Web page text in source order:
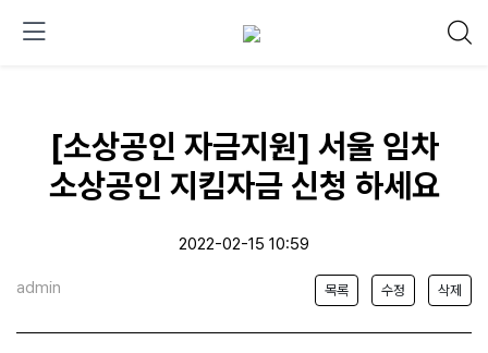
[소상공인 자금지원] 서울 임차
소상공인 지킴자금 신청 하세요
2022-02-15 10:59
admin 목록 수정 삭제